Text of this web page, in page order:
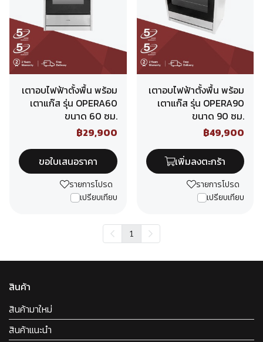
เตาอบไฟฟ้าตั้งพื้น พร้อม
เตาแก๊ส รุ่น OPERA60
ขนาด 60 ซม.
฿29,900
ขอใบเสนอราคา
รายการโปรด
เปรียบเทียบ
เตาอบไฟฟ้าตั้งพื้น พร้อม
เตาแก๊ส รุ่น OPERA90
ขนาด 90 ซม.
฿49,900
เพิ่มลงตะกร้า
รายการโปรด
เปรียบเทียบ
1
สินค้า
สินค้ามาใหม่
สินค้าแนะนำ